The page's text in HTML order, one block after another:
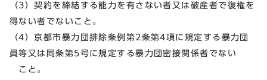
（3）契約を締結する能力を有さない者又は破産者で復権を
得ない者でないこと。
（4）京都市暴力団排除条例第2条第4項に規定する暴力団
員等又は同条第5号に規定する暴力団密接関係者でない
こと。